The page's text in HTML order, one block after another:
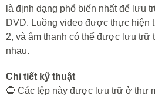
là định dạng phổ biến nhất để lưu
DVD. Luồng video được thực hiện
2, và âm thanh có thể được lưu trữ
nhau.
Chi tiết kỹ thuật
🔵 Các tệp này được lưu trữ ở thư